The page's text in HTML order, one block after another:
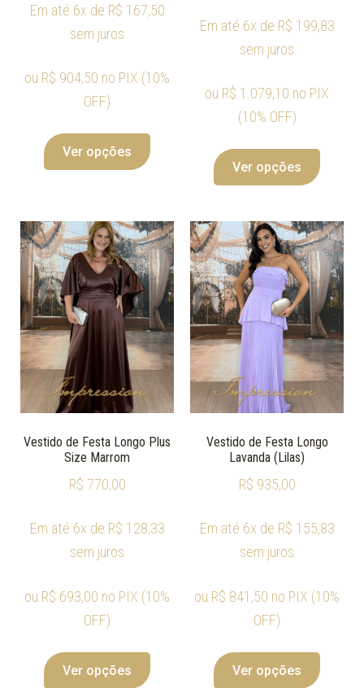
Em até 6x de R$ 167,50
sem juros
ou R$ 904,50 no PIX (10%
OFF)
Ver opções
Em até 6x de R$ 199,83
sem juros
ou R$ 1.079,10 no PIX
(10% OFF)
Ver opções
Vestido de Festa Longo Plus
Size Marrom
R$ 770,00
Em até 6x de R$ 128,33
sem juros
ou R$ 693,00 no PIX (10%
OFF)
Ver opções
Vestido de Festa Longo
Lavanda (Lilas)
R$ 935,00
Em até 6x de R$ 155,83
sem juros
ou R$ 841,50 no PIX (10%
OFF)
Ver opções